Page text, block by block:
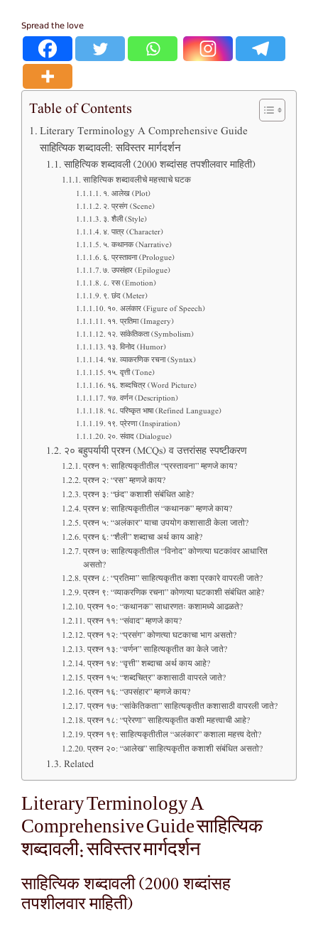
Spread the love
Table of Contents
Literary Terminology A Comprehensive Guide
साहित्यिक शब्दावली: सविस्तर मार्गदर्शन
साहित्यिक शब्दावली (2000 शब्दांसह तपशीलवार माहिती)
साहित्यिक शब्दावलीचे महत्त्वाचे घटक
१. आलेख (Plot)
२. प्रसंग (Scene)
३. शैली (Style)
४. पात्र (Character)
५. कथानक (Narrative)
६. प्रस्तावना (Prologue)
७. उपसंहार (Epilogue)
८. रस (Emotion)
९. छंद (Meter)
१०. अलंकार (Figure of Speech)
११. प्रतिमा (Imagery)
१२. सांकेतिकता (Symbolism)
१३. विनोद (Humor)
१४. व्याकरणिक रचना (Syntax)
१५. वृत्ती (Tone)
१६. शब्दचित्र (Word Picture)
१७. वर्णन (Description)
१८. परिष्कृत भाषा (Refined Language)
१९. प्रेरणा (Inspiration)
२०. संवाद (Dialogue)
२० बहुपर्यायी प्रश्न (MCQs) व उत्तरांसह स्पष्टीकरण
प्रश्न १: साहित्यकृतीतील “प्रस्तावना” म्हणजे काय?
प्रश्न २: “रस” म्हणजे काय?
प्रश्न ३: “छंद” कशाशी संबंधित आहे?
प्रश्न ४: साहित्यकृतीतील “कथानक” म्हणजे काय?
प्रश्न ५: “अलंकार” याचा उपयोग कशासाठी केला जातो?
प्रश्न ६: “शैली” शब्दाचा अर्थ काय आहे?
प्रश्न ७: साहित्यकृतीतील “विनोद” कोणत्या घटकांवर आधारित
असतो?
प्रश्न ८: “प्रतिमा” साहित्यकृतीत कशा प्रकारे वापरली जाते?
प्रश्न ९: “व्याकरणिक रचना” कोणत्या घटकाशी संबंधित आहे?
प्रश्न १०: “कथानक” साधारणतः कशामध्ये आढळते?
प्रश्न ११: “संवाद” म्हणजे काय?
प्रश्न १२: “प्रसंग” कोणत्या घटकाचा भाग असतो?
प्रश्न १३: “वर्णन” साहित्यकृतीत का केले जाते?
प्रश्न १४: “वृत्ती” शब्दाचा अर्थ काय आहे?
प्रश्न १५: “शब्दचित्र” कशासाठी वापरले जाते?
प्रश्न १६: “उपसंहार” म्हणजे काय?
प्रश्न १७: “सांकेतिकता” साहित्यकृतीत कशासाठी वापरली जाते?
प्रश्न १८: “प्रेरणा” साहित्यकृतीत कशी महत्त्वाची आहे?
प्रश्न १९: साहित्यकृतीतील “अलंकार” कशाला महत्त्व देतो?
प्रश्न २०: “आलेख” साहित्यकृतीत कशाशी संबंधित असतो?
Related
Literary Terminology A
Comprehensive Guide साहित्यिक
शब्दावली: सविस्तर मार्गदर्शन
साहित्यिक शब्दावली (2000 शब्दांसह
तपशीलवार माहिती)